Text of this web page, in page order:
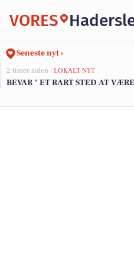
VORES
Seneste nyt ›
2 timer siden | LOKALT NYT
BEVAR " ET RART STED AT